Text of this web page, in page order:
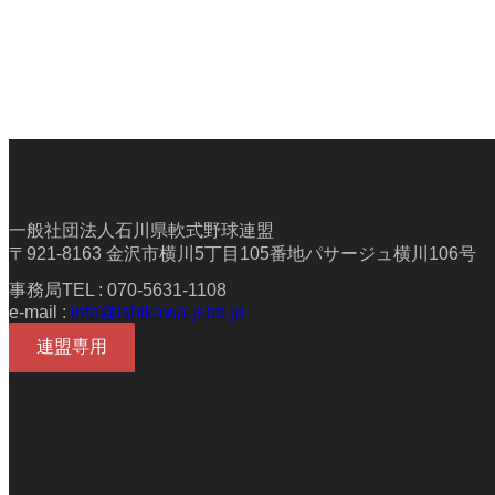
一般社団法人石川県軟式野球連盟
〒921-8163 金沢市横川5丁目105番地パサージュ横川106号
事務局TEL : 070-5631-1108
e-mail : info@ishikawa-jsbb.jp
連盟専用